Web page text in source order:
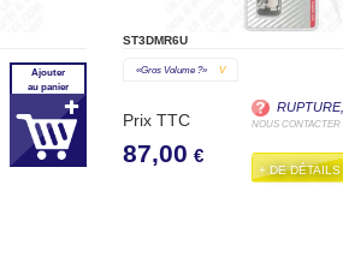
Ajouter
au panier
ST3DMR6U
«gros Volume ?» V
Prix TTC
87,00 €
RUPTURE,
NOUS CONTACTER
+ DE DÉTAILS